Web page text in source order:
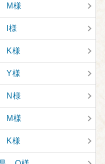
M様
I様
K様
Y様
N様
M様
K様